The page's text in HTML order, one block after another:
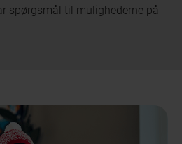
spørgsmål til mulighederne på